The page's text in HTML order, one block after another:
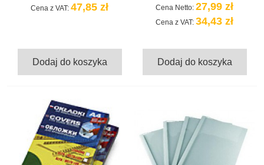
Cena z VAT: 47,85 zł
Dodaj do koszyka
Cena Netto: 27,99 zł
Cena z VAT: 34,43 zł
Dodaj do koszyka